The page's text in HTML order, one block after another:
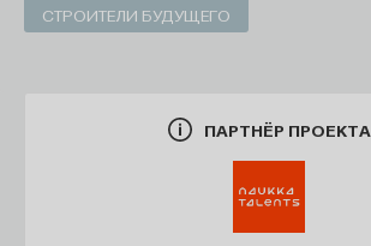
СТРОИТЕЛИ БУДУЩЕГО
ПАРТНЁР ПРОЕКТА